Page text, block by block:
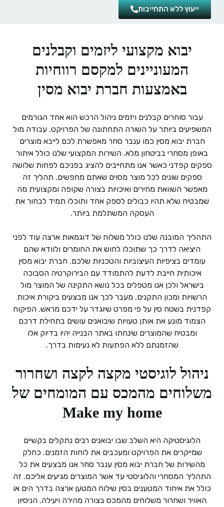
ייעוץ ללא התחייבות
יבוא מקצועי ליזמים וקבלנים
המעוניינים למקסם רווחיות
באמצעות חברת יבוא מסין
עבור סוחרים קבלנים ויזמים ניהול הרכש הוא אחד הגורמים
המשפיעים ביותר על השורה התחתונה של הפרויקט. עבודה מול
חברת יבוא מסין כמו ענבר סחר מאפשרת לכם לייבא מוצרים
באופן מסחרי בביטחון מלא. השירות המקצועי שלנו כולל איתור
ספקים קפדני כאשר אנו מתחייבים להציג בפניכם לפחות שלושה
ספקים שונים לכל מוצר מסוים שאתם מחפשים. תהליך זה
מאפשר השוואת מחירים ואיכויות בצורה שקופה ומקצועית מה
שמבטיח שלא תהיו כבולים לספק אחד ותוכלו תמיד לבחור את
העסקה המשתלמת ביותר.
התהליך המובנה שלנו כולל משלוח של דוגמאות ארצה עוד לפני
היציאה לדרך כך שתוכלו לחוש את החומרים ולוודא שהם
עומדים בציפיות העיצוביות והטכניות שלכם. חברת יבוא מסין
איכותית חייבת לדעת להתמודד עם הבירוקרטיה הסבוכה
בישראל ולכן אנו מטפלים בכל נושא התקינה של המוצר מול
הרשויות ומכון התקנים. מעבר לכך אנו מבצעים ביקורת איכות
קפדנית בשטח סין על פי מפרט שיוגדר על ידכם מראש. הפיקוח
הצמוד מונע את אותן טעויות שיבואנים עושים בתחילת דרכם
ומבטיח שהמוצרים שינחתו באתר הבנייה יהיו בדיוק אלו
שהזמנתם ללא הפתעות לא נעימות בדרך.
ניהול לוגיסטי מקצה לקצה ושחרור
משלוחים מהמכס עם המומחים של
Make my home
הלוגיסטיקה היא השלב שבו יבואנים רבים נתקלים בקשיים
שמייקרים את הפרויקט ומעכבים את לוחות הזמנים. כחלק
מהשירות של חברת יבוא מסין ענבר סחר אנו מבצעים את כל
התהליך המסחרי והלוגיסטי עד אשר המוצרים מגיעים אליכם. זה
כולל את איחוד המטענים בסין שילוח המטען ארצה בדרך הים או
האוויר ושחרור משלוחים מהמכס בצורה מהירה ויעילה. הניסיון